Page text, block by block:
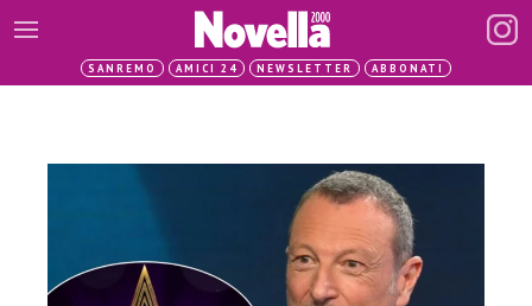
SANREMO AMICI 24 NEWSLETTER ABBONATI